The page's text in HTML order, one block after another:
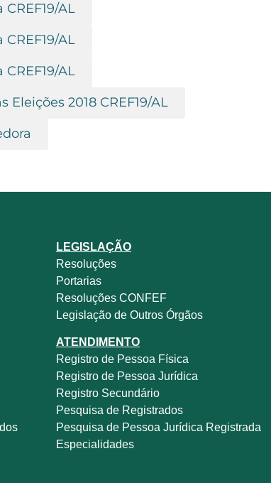
CREF19/AL
CREF19/AL
CREF19/AL
Eleições 2018 CREF19/AL
LEGISLAÇÃO
Resoluções
Portarias
Resoluções CONFEF
Legislação de Outros Órgãos
ATENDIMENTO
Registro de Pessoa Física
Registro de Pessoa Jurídica
Registro Secundário
Pesquisa de Registrados
Pesquisa de Pessoa Jurídica Registrada
Especialidades